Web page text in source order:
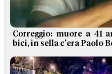
Correggio: muore a 41
bici, in sella c'era Paolo